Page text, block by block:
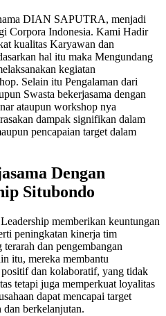
DIAN SAPUTRA, menjadi
Corpora Indonesia. Kami Hadir
kualitas Karyawan dan
hal itu maka Mengundang
kegiatan
Selain itu Pengalaman dari
Swasta bekerjasama dengan
ataupun workshop nya
dampak signifikan dalam
pencapaian target dalam
Dengan
Situbondo
memberikan keuntungan
peningkatan kinerja tim
dan pengembangan
itu, mereka membantu
dan kolaboratif, yang tidak
tetapi juga memperkuat loyalitas
dapat mencapai target
dan berkelanjutan.